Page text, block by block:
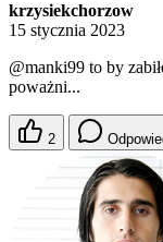
krzysiekchorzow
15 stycznia 2023
@manki99 to by
poważni...
2